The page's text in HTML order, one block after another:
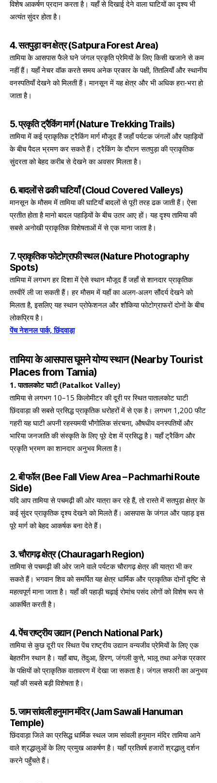
विशेष आकर्षण प्रदान करता है। यहाँ से दिखाई देने वाला घाटियों का दृश्य भी
अत्यंत सुंदर होता है।
4. सतपुड़ा वन क्षेत्र (Satpura Forest Area)
तामिया के आसपास फैले घने जंगल प्रकृति प्रेमियों के लिए किसी खजाने से कम
नहीं हैं। यहाँ नेचर वॉक करते समय अनेक प्रकार के पक्षी, तितलियाँ और स्थानीय
वनस्पतियाँ देखने को मिलती हैं। मानसून में यह क्षेत्र और भी अधिक हरा-भरा हो
जाता है।
5. प्रकृति ट्रैकिंग मार्ग (Nature Trekking Trails)
तामिया में कई प्राकृतिक ट्रैकिंग मार्ग मौजूद हैं जहाँ पर्यटक जंगलों और पहाड़ियों
के बीच पैदल भ्रमण कर सकते हैं। ट्रैकिंग के दौरान सतपुड़ा की प्राकृतिक
सुंदरता को बेहद करीब से देखने का अवसर मिलता है।
6. बादलों से ढकी घाटियाँ (Cloud Covered Valleys)
मानसून के मौसम में तामिया की घाटियाँ बादलों से पूरी तरह ढक जाती हैं। ऐसा
प्रतीत होता है मानो बादल पहाड़ियों के बीच उतर आए हों। यह दृश्य तामिया की
सबसे अनोखी प्राकृतिक विशेषताओं में से एक माना जाता है।
7. प्राकृतिक फोटोग्राफी स्थल (Nature Photography
Spots)
तामिया में लगभग हर दिशा में ऐसे स्थान मौजूद हैं जहाँ से शानदार प्राकृतिक
तस्वीरें ली जा सकती हैं। हर मौसम में यहाँ का अलग-अलग सौंदर्य देखने को
मिलता है, इसलिए यह स्थान प्रोफेशनल और शौकिया फोटोग्राफरों दोनों के बीच
लोकप्रिय है।
पेंच नेशनल पार्क, छिंदवाड़ा
तामिया के आसपास घूमने योग्य स्थान(Nearby Tourist
Places from Tamia)
1. पातालकोट घाटी (Patalkot Valley)
तामिया से लगभग 10–15 किलोमीटर की दूरी पर स्थित पातालकोट घाटी
छिंदवाड़ा की सबसे प्रसिद्ध प्राकृतिक धरोहरों में से एक है। लगभग 1,200 फीट
गहरी यह घाटी अपनी रहस्यमयी भौगोलिक संरचना, औषधीय वनस्पतियों और
भारिया जनजाति की संस्कृति के लिए पूरे देश में प्रसिद्ध है। यहाँ ट्रैकिंग और
प्रकृति भ्रमण का शानदार अनुभव मिलता है।
2. बी फॉल (Bee Fall View Area – Pachmarhi Route
Side)
यदि आप तामिया से पचमढ़ी की ओर यात्रा कर रहे हैं, तो रास्ते में सतपुड़ा क्षेत्र के
कई सुंदर प्राकृतिक दृश्य देखने को मिलते हैं। आसपास के जंगल और पहाड़ इस
पूरे मार्ग को बेहद आकर्षक बना देते हैं।
3. चौरागढ़ क्षेत्र (Chauragarh Region)
तामिया से पचमढ़ी की ओर जाने वाले पर्यटक चौरागढ़ क्षेत्र की यात्रा भी कर
सकते हैं। भगवान शिव को समर्पित यह क्षेत्र धार्मिक और प्राकृतिक दोनों दृष्टि से
महत्वपूर्ण माना जाता है। यहाँ की पहाड़ी चढ़ाई रोमांच पसंद लोगों को विशेष रूप से
आकर्षित करती है।
4. पेंच राष्ट्रीय उद्यान (Pench National Park)
तामिया से कुछ दूरी पर स्थित पेंच राष्ट्रीय उद्यान वन्यजीव प्रेमियों के लिए एक
बेहतरीन स्थान है। यहाँ बाघ, तेंदुआ, हिरण, जंगली कुत्ते, भालू तथा अनेक प्रकार
के पक्षियों को प्राकृतिक वातावरण में देखा जा सकता है। जंगल सफारी का अनुभव
यहाँ की सबसे बड़ी विशेषता है।
5. जाम सांवली हनुमान मंदिर (Jam Sawali Hanuman
Temple)
छिंदवाड़ा जिले का प्रसिद्ध धार्मिक स्थल जाम सांवली हनुमान मंदिर तामिया आने
वाले श्रद्धालुओं के लिए प्रमुख आकर्षण है। यहाँ प्रतिवर्ष हजारों श्रद्धालु दर्शन
करने पहुँचते हैं।